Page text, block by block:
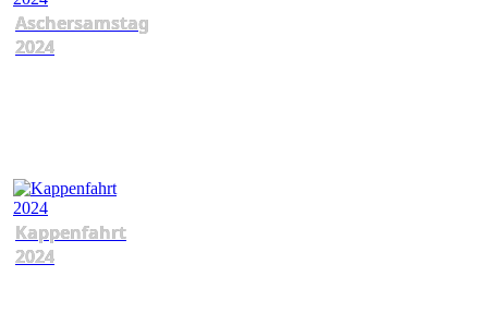
Aschersamstag
2024
Kappenfahrt
2024